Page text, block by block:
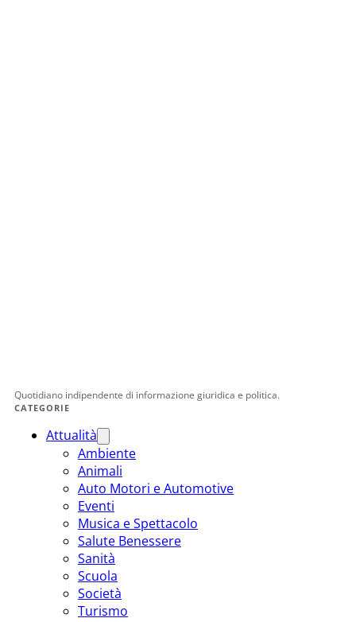
Quotidiano indipendente di informazione giuridica e politica.
CATEGORIE
Attualità
Ambiente
Animali
Auto Motori e Automotive
Eventi
Musica e Spettacolo
Salute Benessere
Sanità
Scuola
Società
Turismo